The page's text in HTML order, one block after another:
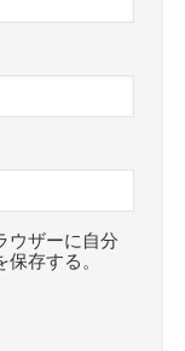
ウザーに自分
存する。